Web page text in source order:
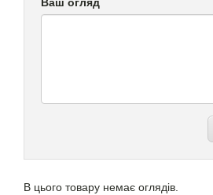
В цього товару немає оглядів.